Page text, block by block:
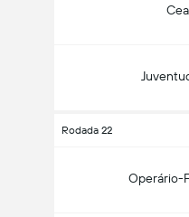
Rodada 22
Operário-